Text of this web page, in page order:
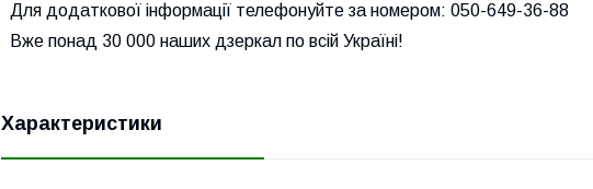
Для додаткової інформації телефонуйте за номером: 050-649-36-88
Вже понад 30 000 наших дзеркал по всій Україні!
Характеристики